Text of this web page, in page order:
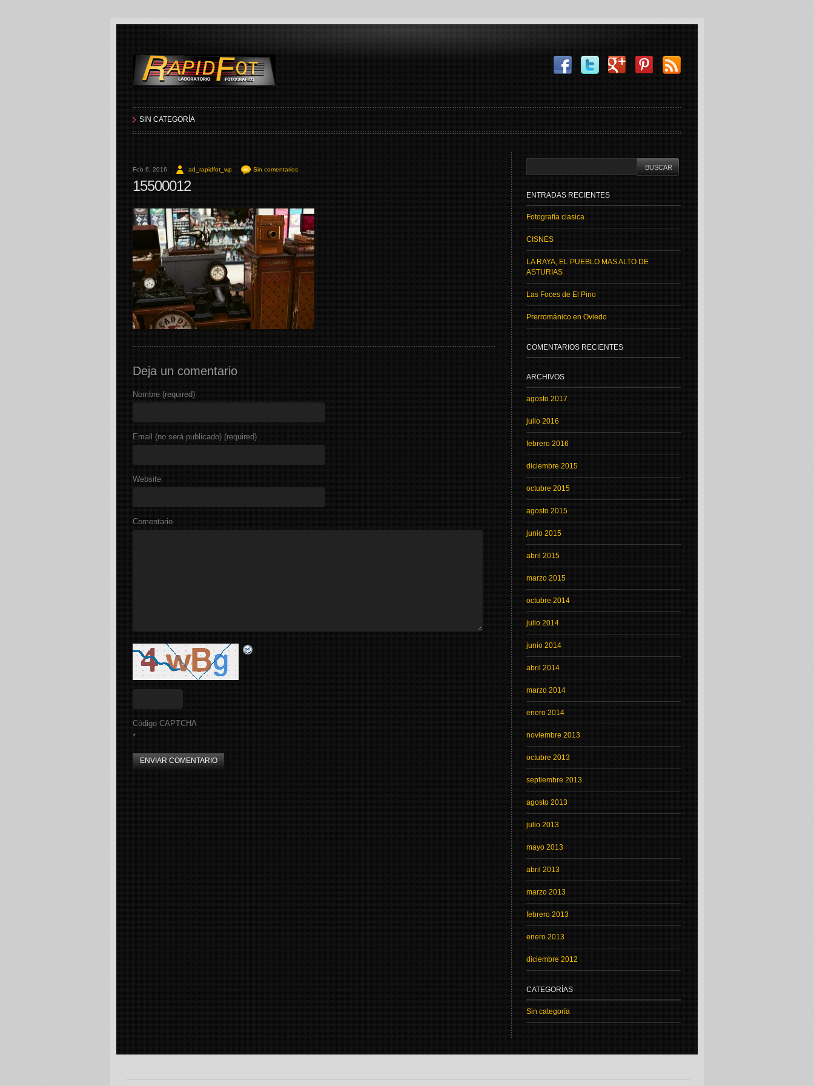
SIN CATEGORÍA
Feb 6, 2016 ad_rapidfot_wp Sin comentarios
15500012
Deja un comentario
Nombre (required)
Email (no será publicado) (required)
Website
Comentario
Código CAPTCHA
*
ENTRADAS RECIENTES
Fotografía clasica
CISNES
LA RAYA, EL PUEBLO MAS ALTO DE
ASTURIAS
Las Foces de El Pino
Prerrománico en Oviedo
COMENTARIOS RECIENTES
ARCHIVOS
agosto 2017
julio 2016
febrero 2016
diciembre 2015
octubre 2015
agosto 2015
junio 2015
abril 2015
marzo 2015
octubre 2014
julio 2014
junio 2014
abril 2014
marzo 2014
enero 2014
noviembre 2013
octubre 2013
septiembre 2013
agosto 2013
julio 2013
mayo 2013
abril 2013
marzo 2013
febrero 2013
enero 2013
diciembre 2012
CATEGORÍAS
Sin categoría